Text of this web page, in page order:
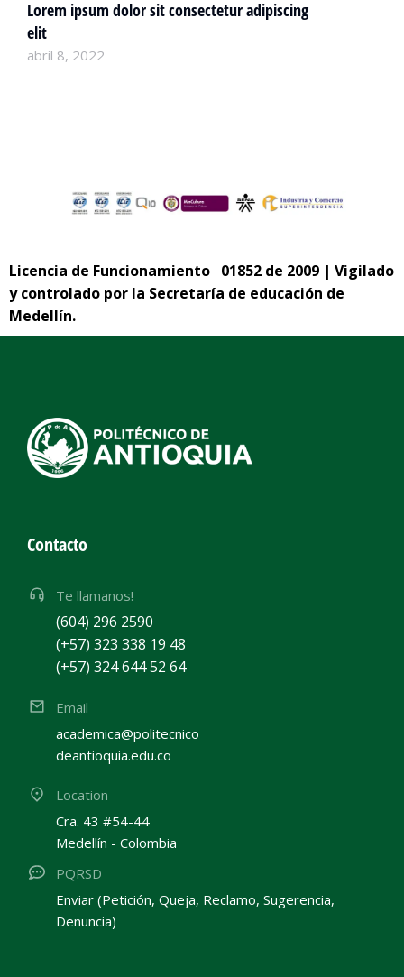
Featured Industry
Lorem ipsum dolor sit consectetur adipiscing
elit
abril 8, 2022
Licencia de Funcionamiento 01852 de 2009 | Vigilado
y controlado por la Secretaría de educación de
Medellín.
Contacto
Te llamanos!
(604) 296 2590
(+57) 323 338 19 48
(+57) 324 644 52 64
Email
academica@politecnico
deantioquia.edu.co
Location
Cra. 43 #54-44
Medellín - Colombia
PQRSD
Enviar (Petición, Queja, Reclamo, Sugerencia,
Denuncia)